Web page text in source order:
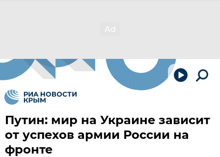
Путин: мир на Украине зависит
от успехов армии России на
фронте